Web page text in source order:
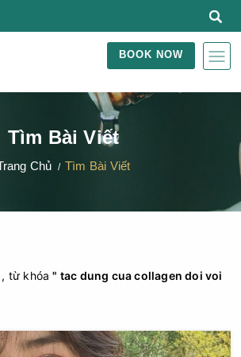
BOOK NOW
Tìm Bài Viết
Chủ Tìm Bài Viết
, từ khóa" tac dung cua collagen doi voi